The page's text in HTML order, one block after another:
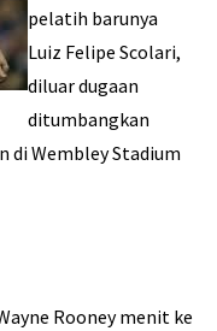
pelatih barunya
Luiz Felipe Scolari,
diluar dugaan
ditumbangkan
di Wembley Stadium
Rooney menit ke